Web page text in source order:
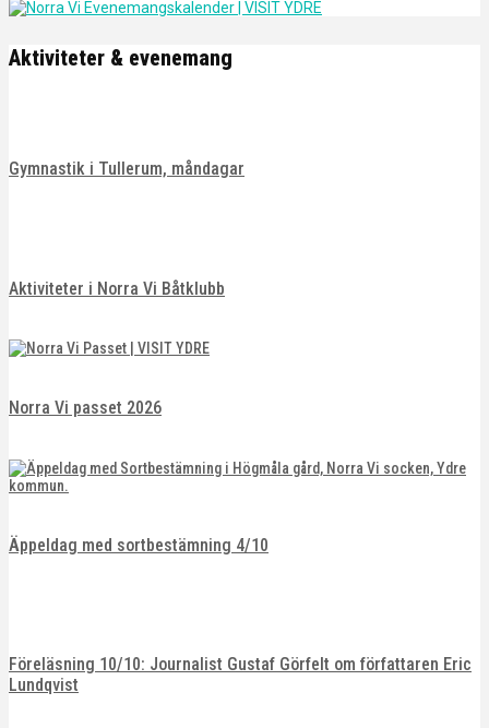
Aktiviteter & evenemang
Gymnastik i Tullerum, måndagar
Aktiviteter i Norra Vi Båtklubb
Norra Vi passet 2026
Äppeldag med sortbestämning 4/10
Föreläsning 10/10: Journalist Gustaf Görfelt om författaren Eric
Lundqvist